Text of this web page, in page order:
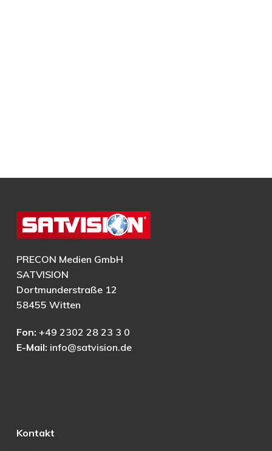
PRECON Medien GmbH
SATVISION
Dortmunderstraße 12
58455 Witten
Fon: +49 2302 28 23 3 0
E-Mail: info@satvision.de
Kontakt